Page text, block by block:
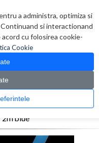
a administra, optimiza si
si interactionand
cu folosirea cookie-
Cookie
preferintele
0 produs(e)
- Patchcord CAT 5e UTP 2m blue
2m blue